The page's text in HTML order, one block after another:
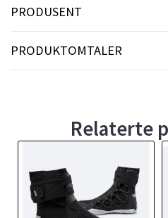
PRODUSENT
PRODUKTOMTALER
Relaterte